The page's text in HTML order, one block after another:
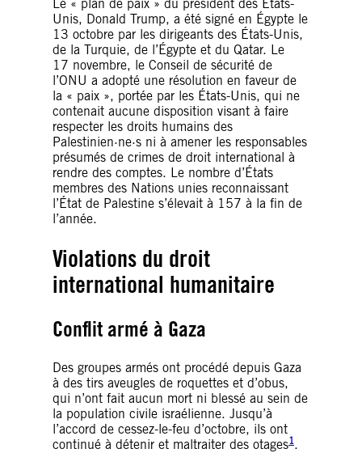
Le « plan de paix » du président des États-
Unis, Donald Trump, a été signé en Égypte le
13 octobre par les dirigeants des États-Unis,
de la Turquie, de l’Égypte et du Qatar. Le
17 novembre, le Conseil de sécurité de
l’ONU a adopté une résolution en faveur de
la « paix », portée par les États-Unis, qui ne
contenait aucune disposition visant à faire
respecter les droits humains des
Palestinien·ne·s ni à amener les responsables
présumés de crimes de droit international à
rendre des comptes. Le nombre d’États
membres des Nations unies reconnaissant
l’État de Palestine s’élevait à 157 à la fin de
l’année.
Violations du droit
international humanitaire
Conflit armé à Gaza
Des groupes armés ont procédé depuis Gaza
à des tirs aveugles de roquettes et d’obus,
qui n’ont fait aucun mort ni blessé au sein de
la population civile israélienne. Jusqu’à
l’accord de cessez-le-feu d’octobre, ils ont
continué à détenir et maltraiter des otages1.